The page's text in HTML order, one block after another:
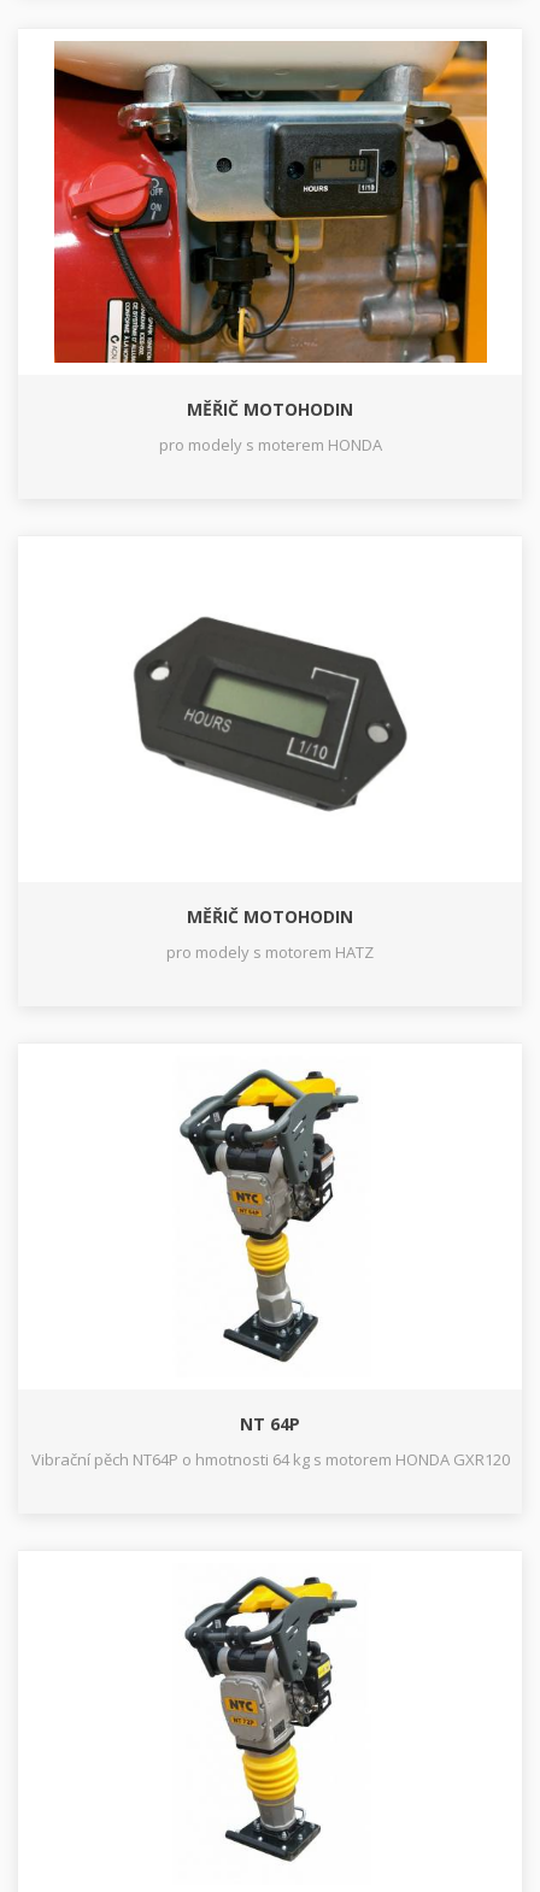
MĚŘIČ MOTOHODIN
pro modely s moterem HONDA
MĚŘIČ MOTOHODIN
pro modely s motorem HATZ
NT 64P
Vibrační pěch NT64P o hmotnosti 64 kg s motorem HONDA GXR120